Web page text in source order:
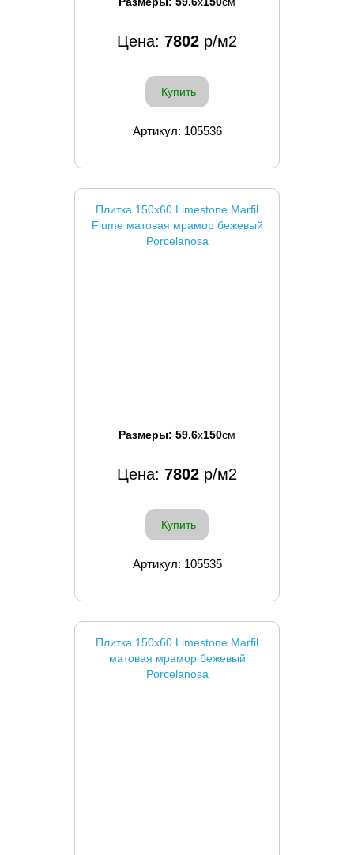
Цена: 7802 р/м2
Купить
Артикул: 105536
Плитка 150x60 Limestone Marfil
Fiume матовая мрамор бежевый
Porcelanosa
Размеры: 59.6x150см
Цена: 7802 р/м2
Купить
Артикул: 105535
Плитка 150x60 Limestone Marfil
матовая мрамор бежевый
Porcelanosa